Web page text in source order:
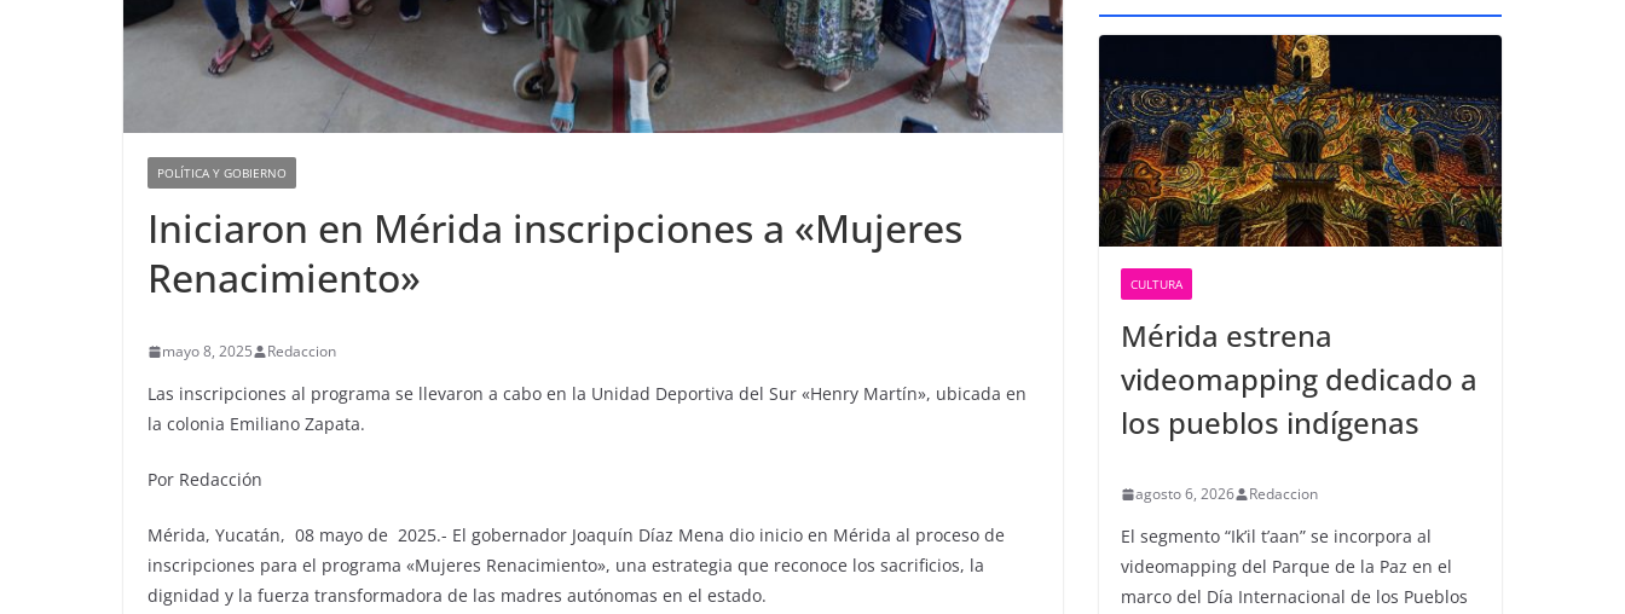
POLÍTICA Y GOBIERNO
Iniciaron en Mérida inscripciones a «Mujeres
Renacimiento»
mayo 8, 2025 Redaccion
Las inscripciones al programa se llevaron a cabo en la Unidad Deportiva del Sur «Henry Martín», ubicada en
la colonia Emiliano Zapata.
Por Redacción
Mérida, Yucatán, 08 mayo de 2025.- El gobernador Joaquín Díaz Mena dio inicio en Mérida al proceso de
inscripciones para el programa «Mujeres Renacimiento», una estrategia que reconoce los sacrificios, la
dignidad y la fuerza transformadora de las madres autónomas en el estado.
CULTURA
Mérida estrena
videomapping dedicado a
los pueblos indígenas
agosto 6, 2026 Redaccion
El segmento “Ik’il t’aan” se incorpora al
videomapping del Parque de la Paz en el
marco del Día Internacional de los Pueblos